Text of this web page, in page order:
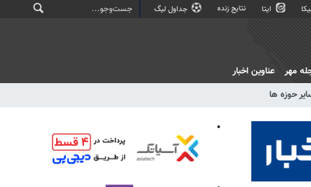
ایتا نتایج زنده جداول لیگ
حوزه ها
مهر عناوین اخبار